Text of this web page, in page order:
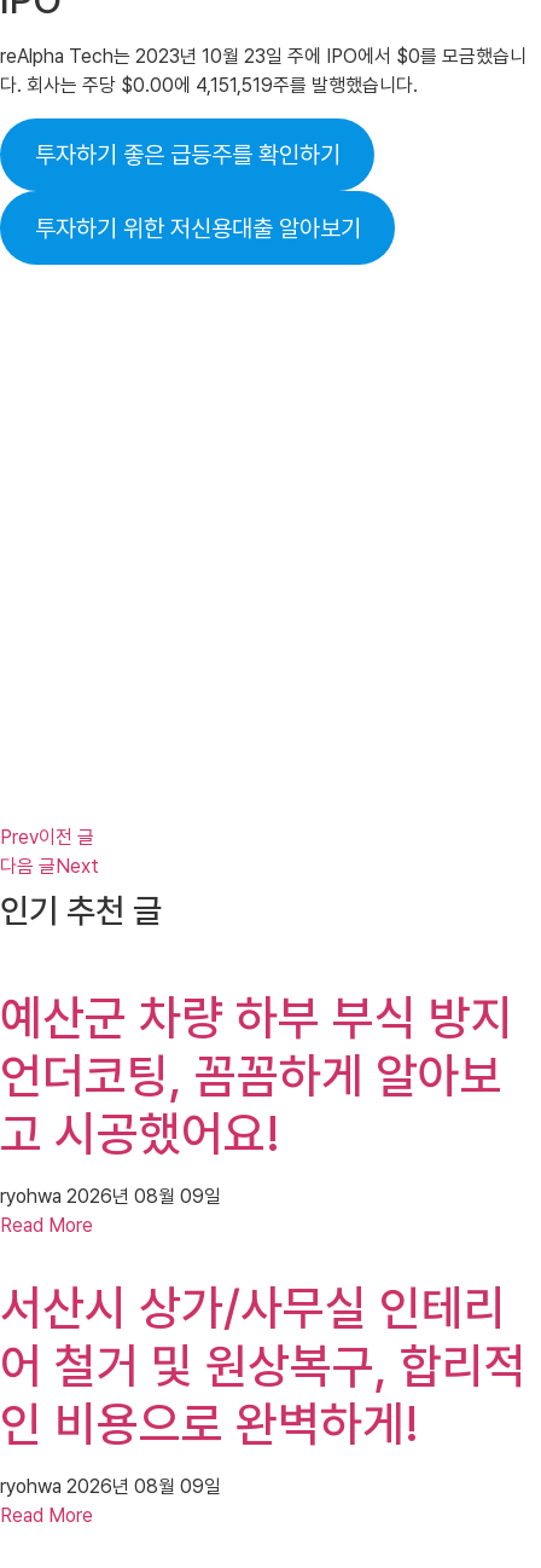
reAlpha Tech는 2023년 10월 23일 주에 IPO에서 $0를 모금했습니
다. 회사는 주당 $0.00에 4,151,519주를 발행했습니다.
투자하기 좋은 급등주를 확인하기
투자하기 위한 저신용대출 알아보기
Prev이전 글
다음 글 Next
인기 추천 글
예산군 차량 하부 부식 방지
언더코팅, 꼼꼼하게 알아보
고 시공했어요!
ryohwa 2026년 08월 09일
Read More
서산시 상가/사무실 인테리
어 철거 및 원상복구, 합리적
인 비용으로 완벽하게!
ryohwa 2026년 08월 09일
Read More